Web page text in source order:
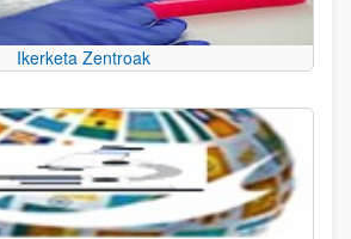
Ikerketa Zentroak